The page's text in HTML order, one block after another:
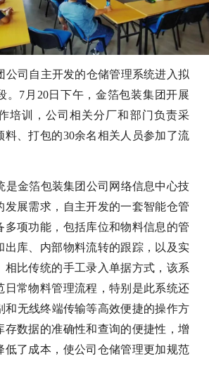
公司自主开发的仓储管理系统进入拟
。7月20日下午，金箔包装集团开展
培训，公司相关分厂和部门负责采
料、打包的30余名相关人员参加了流
是金箔包装集团公司网络信息中心技
发展需求，自主开发的一套智能仓管
多项功能，包括库位和物料信息的管
出库、内部物料流转的跟踪，以及实
相比传统的手工录入单据方式，该系
日常物料管理流程，特别是此系统还
和无线终端传输等高效便捷的操作方
存数据的准确性和查询的便捷性，增
低了成本，使公司仓储管理更加规范